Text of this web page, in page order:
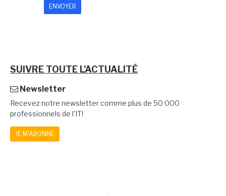
SUIVRE TOUTE L'ACTUALITÉ
Newsletter
Recevez notre newsletter comme plus de 50 000
professionnels de l'IT!
JE M'ABONNE